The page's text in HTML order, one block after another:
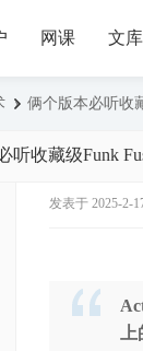
网课 文库
› 俩个版本必听收
听收藏级Funk
发表于 2025-2-